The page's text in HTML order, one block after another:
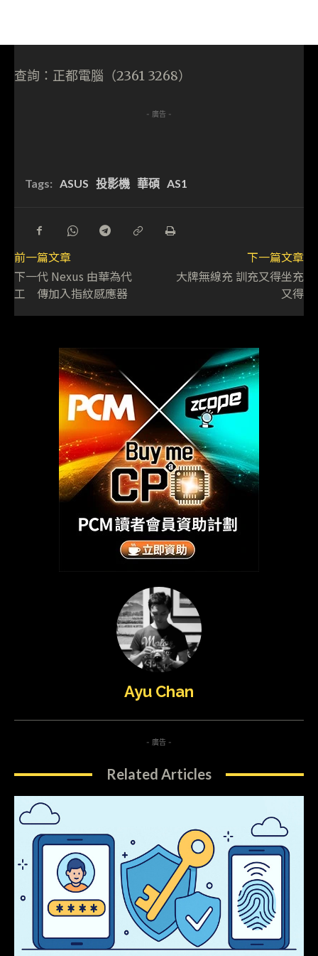
查詢：正都電腦（2361 3268）
- 廣告 -
Tags: ASUS 投影機 華碩 AS1
前一篇文章
下一代 Nexus 由華為代
工 傳加入指紋感應器
下一篇文章
大牌無線充 訓充又得坐充
又得
Ayu Chan
- 廣告 -
Related Articles